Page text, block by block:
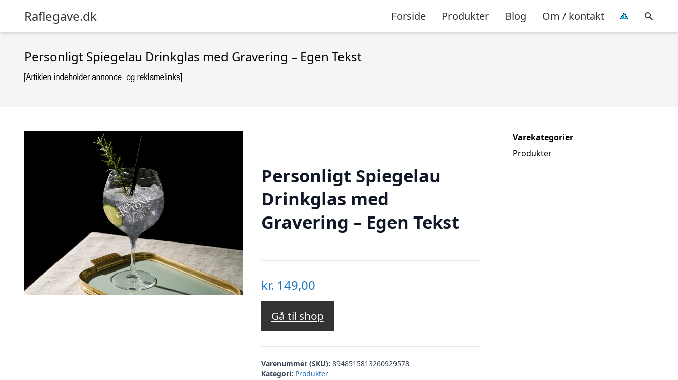
Raflegave.dk Forside Produkter Blog Om / kontakt
Personligt Spiegelau Drinkglas med Gravering – Egen Tekst
Personligt Spiegelau
Drinkglas med
Gravering – Egen Tekst
kr. 149,00
Gå til shop
Varenummer (SKU): 8948515813260929578
Kategori: Produkter
Varekategorier
Produkter